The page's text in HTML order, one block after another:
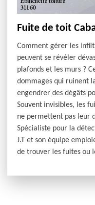
Fuite de toit
Comment gérer les
peuvent se révéler
plafonds et les murs ?
dommages qui ruinent
engendrer des dégâts
Souvent invisibles, les
ne permettent pas leur
Spécialiste pour la
J.T et son équipe
de trouver les fuites ou